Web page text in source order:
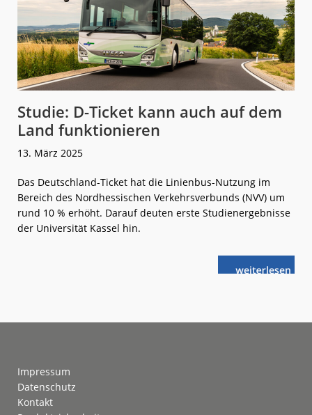
Studie: D-Ticket kann auch auf dem
Land funktionieren
13. März 2025
Das Deutschland-Ticket hat die Linienbus-Nutzung im
Bereich des Nordhessischen Verkehrsverbunds (NVV) um
rund 10 % erhöht. Darauf deuten erste Studienergebnisse
der Universität Kassel hin.
weiterlese
nStudie:
funktionieren
Impressum
Datenschutz
Kontakt